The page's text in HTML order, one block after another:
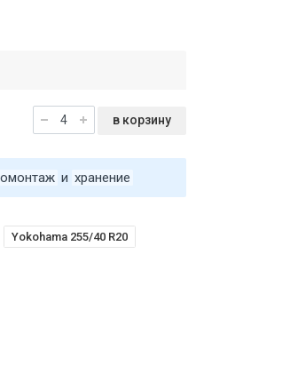
в корзину
и хранение
Yokohama 255/40 R20